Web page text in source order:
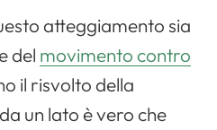
atteggiamento sia
del movimento contro
il risvolto della
un lato è vero che